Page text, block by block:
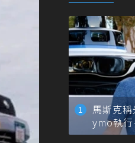
馬斯克
ymo執行
自動駕駛